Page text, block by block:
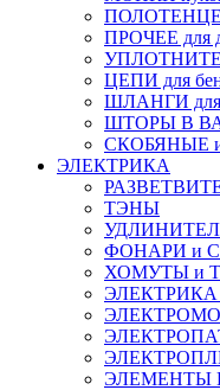
ПРОЧЕЕ для
ЦЕПИ для
ШЛАНГИ
ШТОРЫ В
СКОБЯНЫЕ
ЭЛЕКТРИКА
ТЭНЫ
ФОНАРИ и
ХОМУТЫ и
ЭЛЕКТРИКА
ЭЛЕМЕНТЫ